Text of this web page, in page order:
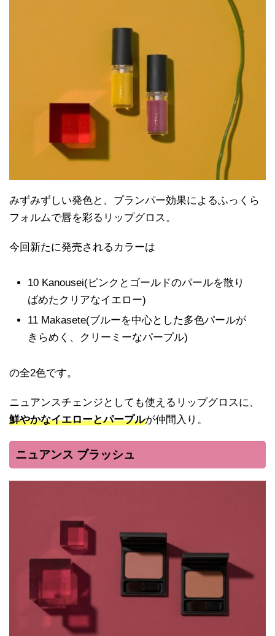
みずみずしい発色と、プランパー効果によるふっくら
フォルムで唇を彩るリップグロス。
今回新たに発売されるカラーは
10 Kanousei(ピンクとゴールドのパールを散り
ばめたクリアなイエロー)
11 Makasete(ブルーを中心とした多色パールが
きらめく、クリーミーなパープル)
の全2色です。
ニュアンスチェンジとしても使えるリップグロスに、
鮮やかなイエローとパープルが仲間入り。
ニュアンス ブラッシュ